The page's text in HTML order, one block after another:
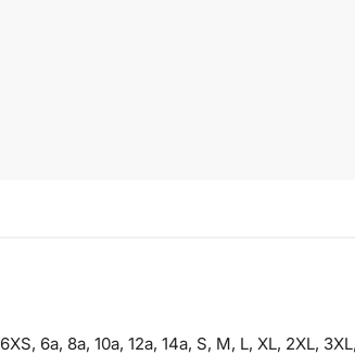
6XS, 6a, 8a, 10a, 12a, 14a, S, M, L, XL, 2XL,